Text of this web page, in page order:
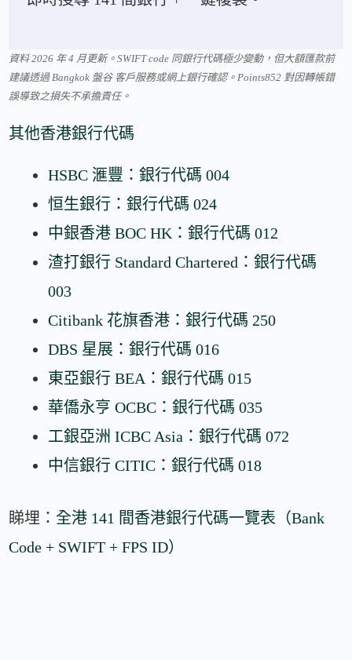
資料 2026 年 4 月更新。SWIFT code 同銀行代碼極少變動，但大額匯款前
建議透過 Bangkok 盤谷 客戶服務或網上銀行確認。Points852 對因轉帳錯
誤導致之損失不承擔責任。
其他香港銀行代碼
HSBC 滙豐：銀行代碼 004
恒生銀行：銀行代碼 024
中銀香港 BOC HK：銀行代碼 012
渣打銀行 Standard Chartered：銀行代碼
003
Citibank 花旗香港：銀行代碼 250
DBS 星展：銀行代碼 016
東亞銀行 BEA：銀行代碼 015
華僑永亨 OCBC：銀行代碼 035
工銀亞洲 ICBC Asia：銀行代碼 072
中信銀行 CITIC：銀行代碼 018
睇埋： 全港 141 間香港銀行代碼一覽表（Bank
Code + SWIFT + FPS ID）